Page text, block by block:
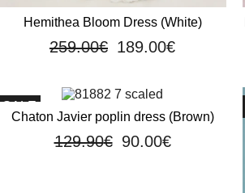
Hemithea Bloom Dress (White)
259.00€ 189.00€
SALE
Chaton Javier poplin dress (Brown)
129.90€ 90.00€